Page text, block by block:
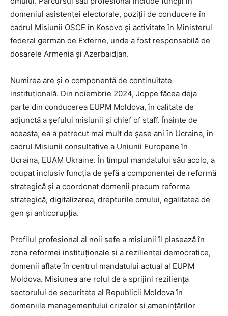
domeniul asistenței electorale, poziții de conducere în
cadrul Misiunii OSCE în Kosovo și activitate în Ministerul
federal german de Externe, unde a fost responsabilă de
dosarele Armenia și Azerbaidjan.
Numirea are și o componentă de continuitate
instituțională. Din noiembrie 2024, Joppe făcea deja
parte din conducerea EUPM Moldova, în calitate de
adjunctă a șefului misiunii și chief of staff. Înainte de
aceasta, ea a petrecut mai mult de șase ani în Ucraina, în
cadrul Misiunii consultative a Uniunii Europene în
Ucraina, EUAM Ukraine. În timpul mandatului său acolo, a
ocupat inclusiv funcția de șefă a componentei de reformă
strategică și a coordonat domenii precum reforma
strategică, digitalizarea, drepturile omului, egalitatea de
gen și anticorupția.
Profilul profesional al noii șefe a misiunii îl plasează în
zona reformei instituționale și a rezilienței democratice,
domenii aflate în centrul mandatului actual al EUPM
Moldova. Misiunea are rolul de a sprijini reziliența
sectorului de securitate al Republicii Moldova în
domeniile managementului crizelor și amenințărilor